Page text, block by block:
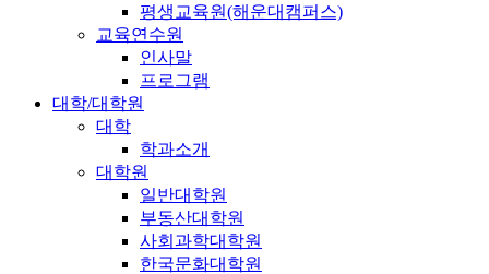
평생교육원(해운대캠퍼스)
교육연수원
인사말
프로그램
대학/대학원
대학
학과소개
대학원
일반대학원
부동산대학원
사회과학대학원
한국문화대학원